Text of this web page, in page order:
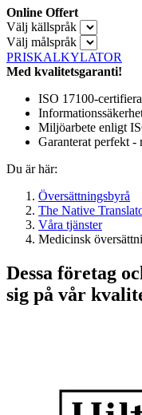
Online Offert
Välj källspråk
Välj målspråk
PRISKALKYLATOR
Med kvalitetsgaranti!
ISO 17100-
Miljöarbete enligt
Garanterat perfekt -
Du är här:
Översättningsbyrå
The Native
Våra tjänster
Medicinsk
Dessa företag
sig på vår